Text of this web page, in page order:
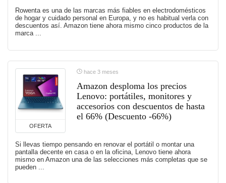
Rowenta es una de las marcas más fiables en electrodomésticos
de hogar y cuidado personal en Europa, y no es habitual verla con
descuentos así. Amazon tiene ahora mismo cinco productos de la
marca ...
OFERTA
hace 3 meses
Amazon desploma los precios
Lenovo: portátiles, monitores y
accesorios con descuentos de hasta
el 66% (Descuento -66%)
Si llevas tiempo pensando en renovar el portátil o montar una
pantalla decente en casa o en la oficina, Lenovo tiene ahora
mismo en Amazon una de las selecciones más completas que se
pueden ...